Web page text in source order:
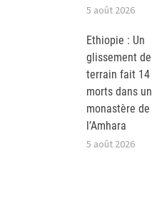
5 août 2026
Ethiopie : Un
glissement de
terrain fait 14
morts dans un
monastère de
l’Amhara
5 août 2026